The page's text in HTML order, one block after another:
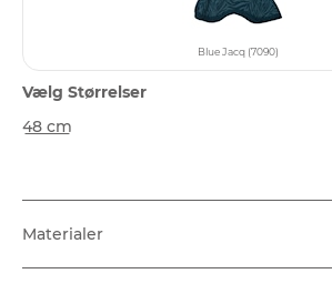
Blue Jacq (7090)
Vælg Størrelser
48 cm
Materialer